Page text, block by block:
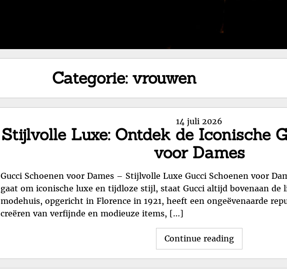
Categorie: vrouwen
Posted
on
14 juli 2026
Stijlvolle Luxe: Ontdek de Iconische
voor Dames
Gucci Schoenen voor Dames – Stijlvolle Luxe Gucci Schoenen voor
gaat om iconische luxe en tijdloze stijl, staat Gucci altijd bovenaan de
modehuis, opgericht in Florence in 1921, heeft een ongeëvenaarde
creëren van verfijnde en modieuze items, […]
Continue reading"Stijlvolle
Luxe: